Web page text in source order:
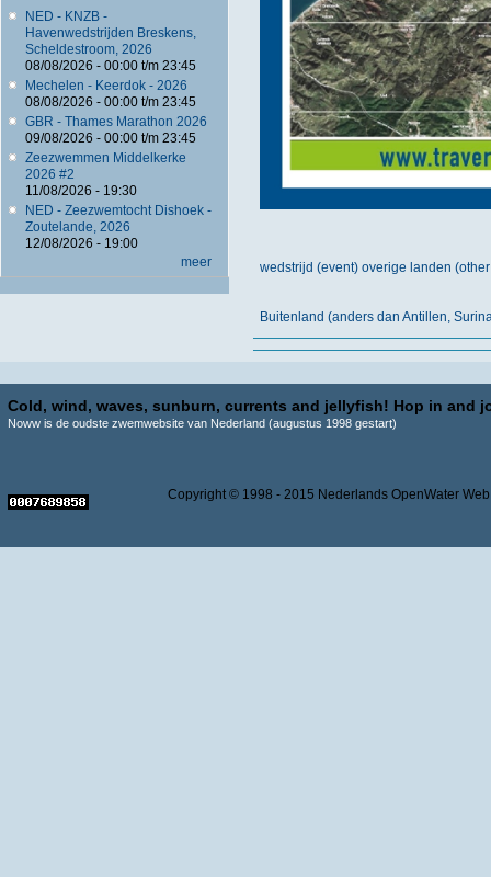
NED - KNZB -
Havenwedstrijden Breskens,
Scheldestroom, 2026
08/08/2026 - 00:00t/m 23:45
Mechelen - Keerdok - 2026
08/08/2026 - 00:00t/m 23:45
GBR - Thames Marathon 2026
09/08/2026 - 00:00t/m 23:45
Zeezwemmen Middelkerke
2026 #2
11/08/2026 - 19:30
NED - Zeezwemtocht Dishoek -
Zoutelande, 2026
12/08/2026 - 19:00
meer
wedstrijd (event) overige landen
Buitenland (anders dan Antillen,
Cold, wind, waves, sunburn, currents and jellyfish! Hop in and
Noww is de oudste zwemwebsite van Nederland (augustus 1998 gestart)
Copyright © 1998 - 2015 Nederlands OpenWater